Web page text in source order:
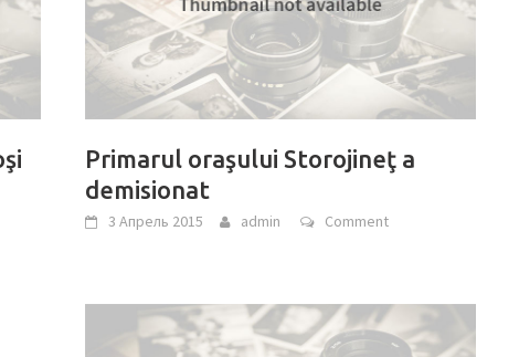
Primarul oraşului Storojineţ a
demisionat
3 Апрель 2015 admin Comment